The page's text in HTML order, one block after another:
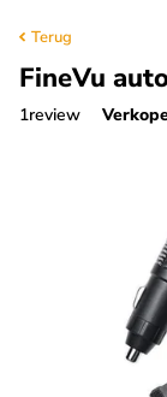
Terug
FineVu
1review